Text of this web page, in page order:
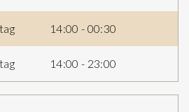
14:00 - 00:30
14:00 - 23:00